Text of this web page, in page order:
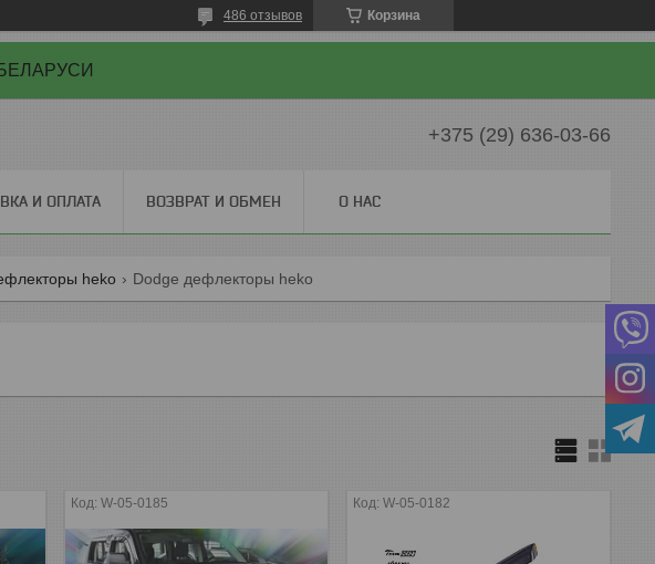
Корзина
486 отзывов
+375 (29) 636-03-66
И ОПЛАТА ВОЗВРАТ И ОБМЕН О НАС
heko Dodge дефлекторы heko
W-05-0185 W-05-0182